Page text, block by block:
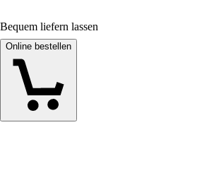
Bequem liefern lassen
Online bestellen